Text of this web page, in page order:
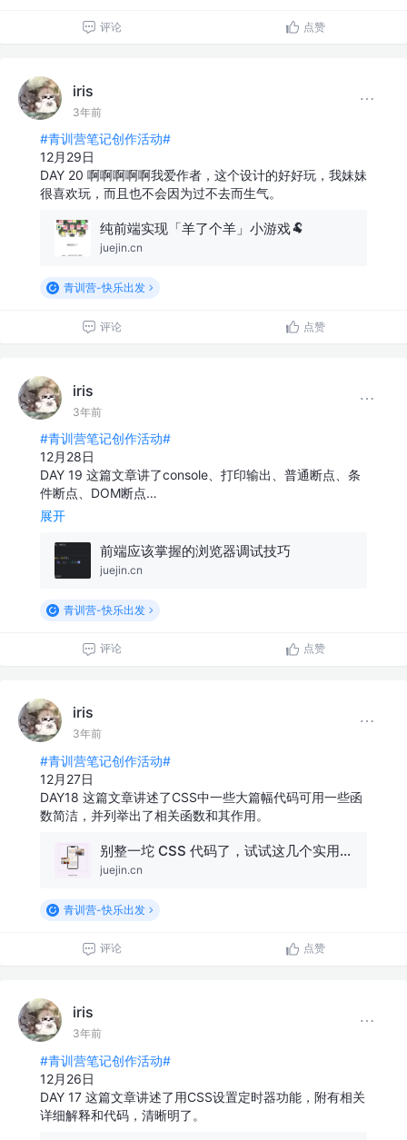
评论 点赞
iris
3年前
#青训营笔记创作活动#
12月29日
DAY 20 啊啊啊啊啊我爱作者，这个设计的好好玩，我妹妹
很喜欢玩，而且也不会因为过不去而生气。
纯前端实现「羊了个羊」小游戏🐏
juejin.cn
青训营-快乐出发
评论 点赞
iris
3年前
#青训营笔记创作活动#
12月28日
DAY 19 这篇文章讲了console、打印输出、普通断点、条
件断点、DOM断点…
展开
前端应该掌握的浏览器调试技巧
juejin.cn
青训营-快乐出发
评论 点赞
iris
3年前
#青训营笔记创作活动#
12月27日
DAY18 这篇文章讲述了CSS中一些大篇幅代码可用一些函
数简洁，并列举出了相关函数和其作用。
别整一坨 CSS 代码了，试试这几个实用函数
juejin.cn
青训营-快乐出发
评论 点赞
iris
3年前
#青训营笔记创作活动#
12月26日
DAY 17 这篇文章讲述了用CSS设置定时器功能，附有相关
详细解释和代码，清晰明了。